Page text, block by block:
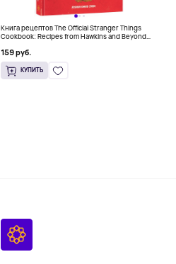
Книга рецептов The Official Stranger Things
Cookbook: Recipes from Hawkins and Beyond
159 руб.
КУПИТЬ